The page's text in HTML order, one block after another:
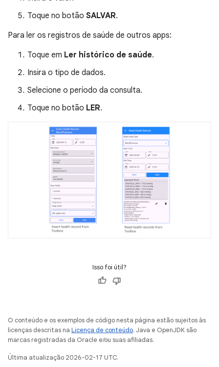
Toque no botão SALVAR.
Para ler os registros de saúde de outros apps:
Toque em Ler histórico de saúde.
Insira o tipo de dados.
Selecione o período da consulta.
Toque no botão LER.
Isso foi útil?
O conteúdo e os exemplos de código nesta página estão sujeitos às
licenças descritas na Licença de conteúdo. Java e OpenJDK são
marcas registradas da Oracle e/ou suas afiliadas.
Última atualização 2026-02-17 UTC.